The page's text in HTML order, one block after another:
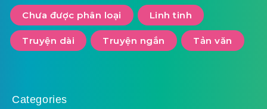
Chưa được phân loại Linh tinh
Truyện dài Truyện ngắn Tản văn
Categories